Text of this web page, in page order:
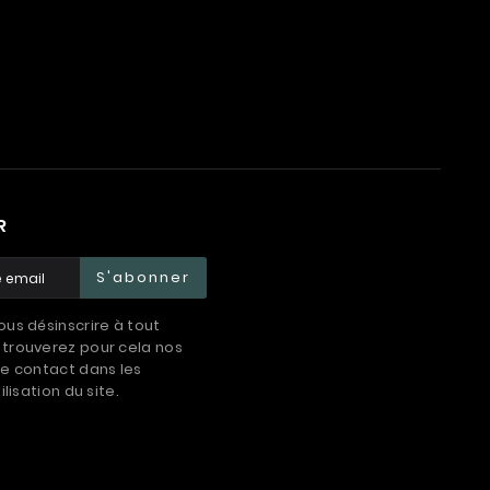
S'abonner
désinscrire à tout
pour cela nos
contact dans les
du site.